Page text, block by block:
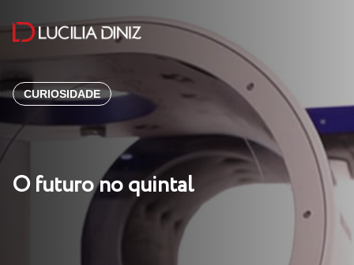
CURIOSIDADE
O futuro no quintal